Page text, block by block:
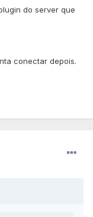
do server que
conectar depois.